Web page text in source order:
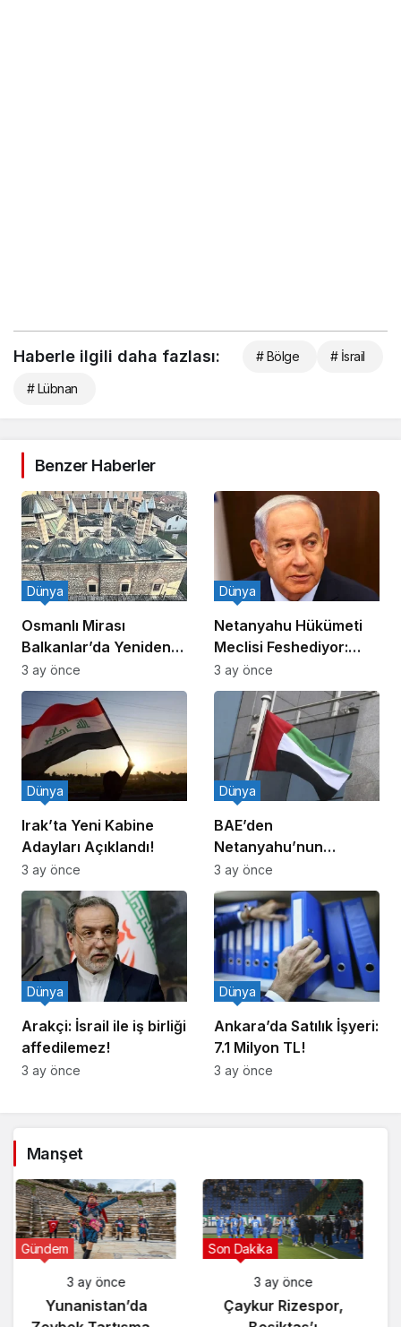
Haberle ilgili daha fazlası: # Bölge # İsrail
# Lübnan
Benzer Haberler
Osmanlı Mirası
Balkanlar’da Yeniden
Canlanıyor
Dünya
3 ay önce
Netanyahu Hükümeti
Meclisi Feshediyor:
Erken Seçim!
Dünya
3 ay önce
Irak’ta Yeni Kabine
Adayları Açıklandı!
Dünya
3 ay önce
BAE’den
Netanyahu’nun
Ziyareti İddiasına
Yalanlama
Dünya
3 ay önce
Arakçi: İsrail ile iş birliği
affedilemez!
Dünya
3 ay önce
Ankara’da Satılık İşyeri:
7.1 Milyon TL!
Dünya
3 ay önce
Manşet
Gündem
3 ay önce
Yunanistan’da
Son Dakika
3 ay önce
Çaykur Rizespor,